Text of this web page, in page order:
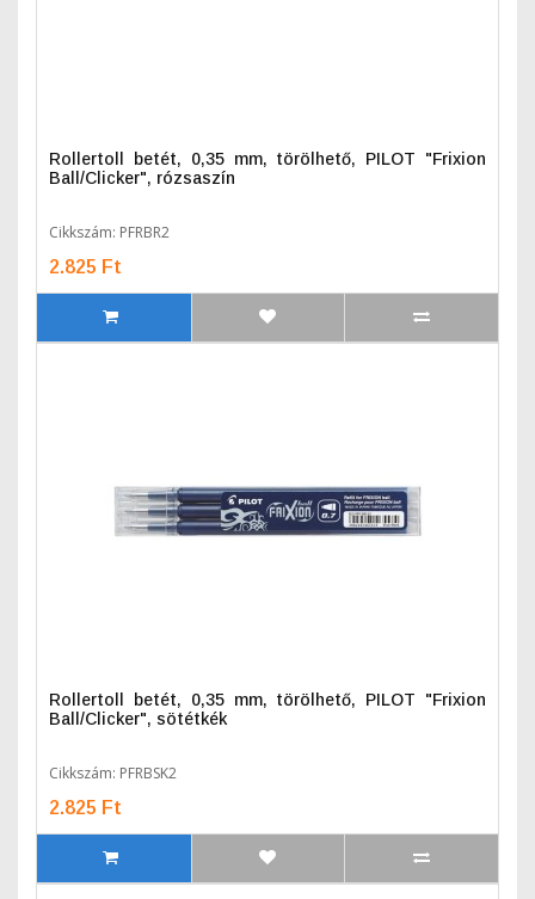
Rollertoll betét, 0,35 mm, törölhető, PILOT "Frixion
Ball/Clicker", rózsaszín
Cikkszám: PFRBR2
2.825 Ft
Rollertoll betét, 0,35 mm, törölhető, PILOT "Frixion
Ball/Clicker", sötétkék
Cikkszám: PFRBSK2
2.825 Ft